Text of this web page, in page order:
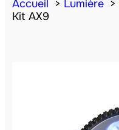
Accueil Lumière
Kit AX9